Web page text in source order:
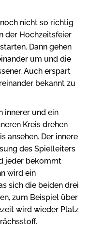
nicht so richtig
der Hochzeitsfeier
Dann gehen
um und die
Auch erspart
bekannt zu
innerer und ein
Kreis drehen
ansehen. Der innere
des Spielleiters
jeder bekommt
wird ein
sich die beiden drei
zum Beispiel über
wird wieder Platz